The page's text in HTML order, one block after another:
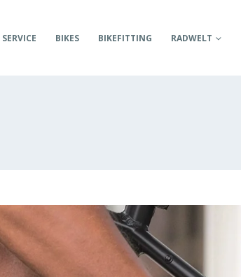
SERVICE BIKES BIKEFITTING RADWELT